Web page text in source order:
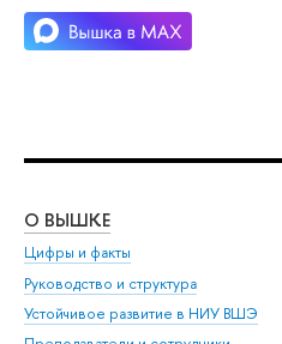
О ВЫШКЕ
Цифры и факты
Руководство и структура
Устойчивое развитие в НИУ ВШЭ